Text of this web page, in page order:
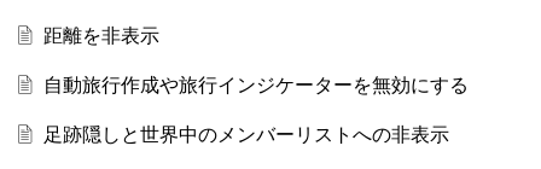
距離を非表示
自動旅行作成や旅行インジケーターを無効にする
足跡隠しと世界中のメンバーリストへの非表示